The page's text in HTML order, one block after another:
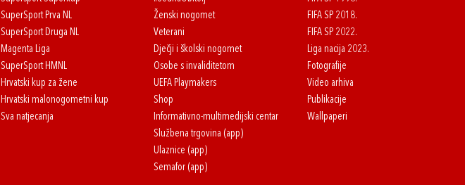
SuperSport Prva NL
SuperSport Druga NL
Magenta Liga
SuperSport HMNL
Hrvatski kup za žene
Hrvatski malonogometni kup
Sva natjecanja
Ženski nogomet
Veterani
Dječji i školski nogomet
Osobe s invaliditetom
UEFA Playmakers
Shop
Informativno-multimedijski centar
Službena trgovina (app)
Ulaznice (app)
Semafor (app)
FIFA SP 2018.
FIFA SP 2022.
Liga nacija 2023.
Fotografije
Video arhiva
Publikacije
Wallpaperi